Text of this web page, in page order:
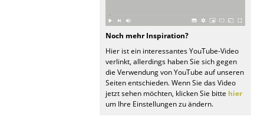
Figuren & Miniaturen
Noch mehr Inspiration?
Hier ist ein interessantes YouTube-Video
verlinkt, allerdings haben Sie sich gegen
die Verwendung von YouTube auf unseren
Seiten entschieden. Wenn Sie das Video
jetzt sehen möchten, klicken Sie bitte hier
um Ihre Einstellungen zu ändern.